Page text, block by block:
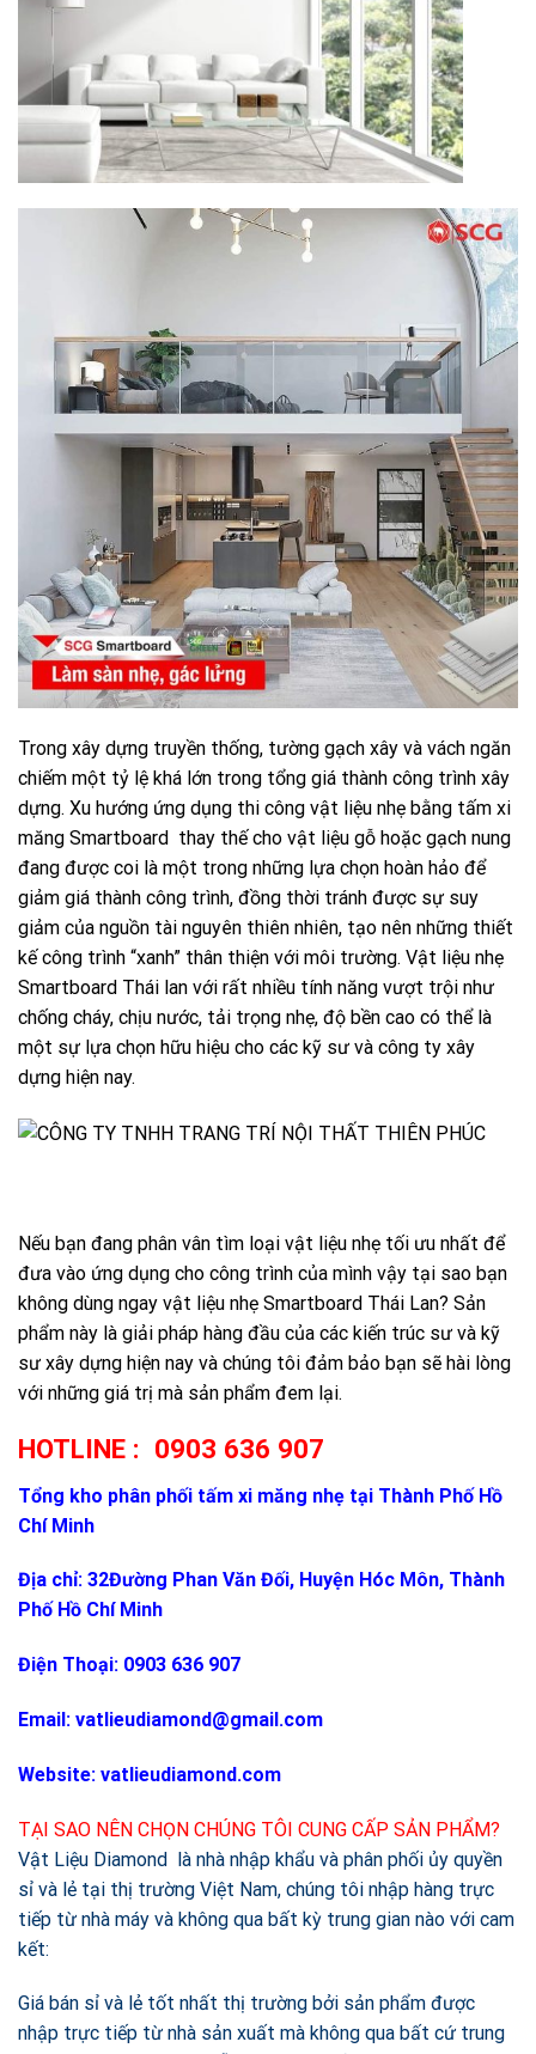
Trong xây dựng truyền thống, tường gạch xây và vách ngăn
chiếm một tỷ lệ khá lớn trong tổng giá thành công trình xây
dựng. Xu hướng ứng dụng thi công vật liệu nhẹ bằng tấm xi
măng Smartboard thay thế cho vật liệu gỗ hoặc gạch nung
đang được coi là một trong những lựa chọn hoàn hảo để
giảm giá thành công trình, đồng thời tránh được sự suy
giảm của nguồn tài nguyên thiên nhiên, tạo nên những thiết
kế công trình “xanh” thân thiện với môi trường. Vật liệu nhẹ
Smartboard Thái lan với rất nhiều tính năng vượt trội như
chống cháy, chịu nước, tải trọng nhẹ, độ bền cao có thể là
một sự lựa chọn hữu hiệu cho các kỹ sư và công ty xây
dựng hiện nay.
Nếu bạn đang phân vân tìm loại vật liệu nhẹ tối ưu nhất để
đưa vào ứng dụng cho công trình của mình vậy tại sao bạn
không dùng ngay vật liệu nhẹ Smartboard Thái Lan? Sản
phẩm này là giải pháp hàng đầu của các kiến trúc sư và kỹ
sư xây dựng hiện nay và chúng tôi đảm bảo bạn sẽ hài lòng
với những giá trị mà sản phẩm đem lại.
HOTLINE : 0903 636 907
Tổng kho phân phối tấm xi măng nhẹ tại Thành Phố Hồ
Chí Minh
Địa chỉ: 32Đường Phan Văn Đối, Huyện Hóc Môn, Thành
Phố Hồ Chí Minh
Điện Thoại: 0903 636 907
Email: vatlieudiamond@gmail.com
Website: vatlieudiamond.com
TẠI SAO NÊN CHỌN CHÚNG TÔI CUNG CẤP SẢN PHẨM?
Vật Liệu Diamond là nhà nhập khẩu và phân phối ủy quyền
sỉ và lẻ tại thị trường Việt Nam, chúng tôi nhập hàng trực
tiếp từ nhà máy và không qua bất kỳ trung gian nào với cam
kết:
Giá bán sỉ và lẻ tốt nhất thị trường bởi sản phẩm được
nhập trực tiếp từ nhà sản xuất mà không qua bất cứ trung